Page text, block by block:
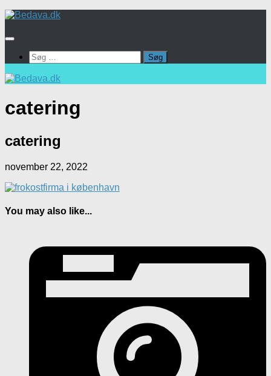
Skip
content
Søg
efter:
catering
catering
november 22, 2022
You may also like...